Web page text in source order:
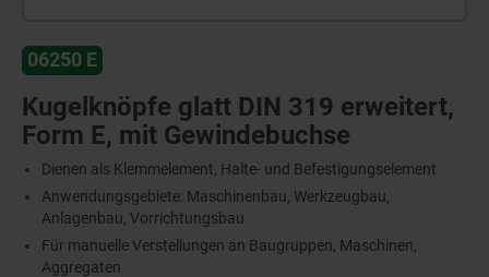
06250 E
Kugelknöpfe glatt DIN 319 erweitert,
Form E, mit Gewindebuchse
Dienen als Klemmelement, Halte- und Befestigungselement
Anwendungsgebiete: Maschinenbau, Werkzeugbau,
Anlagenbau, Vorrichtungsbau
Für manuelle Verstellungen an Baugruppen, Maschinen,
Aggregaten